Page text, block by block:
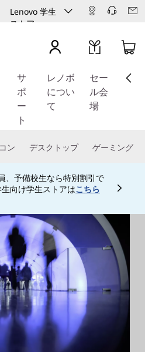
Lenovo 学生
ストア
サ
ポ
ー
ト
レノボ
につい
て
セー
ル会
場
ン デスクトップ ゲーミング
、予備校生なら特別割引で
向け学生ストアはこちら
Currently displaying item 4 of